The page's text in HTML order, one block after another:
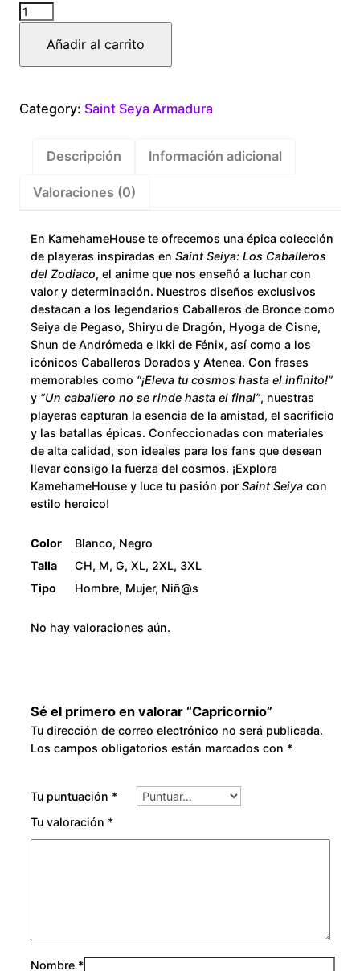
Capricornio
Añadir al carrito
Category: Saint Seya Armadura
Descripción Información adicional
Valoraciones (0)
En KamehameHouse te ofrecemos una épica colección
de playeras inspiradas enSaint Seiya: Los Caballeros
del Zodiaco, el anime que nos enseñó a luchar con
valor y determinación. Nuestros diseños exclusivos
destacan a los legendarios Caballeros de Bronce como
Seiya de Pegaso, Shiryu de Dragón, Hyoga de Cisne,
Shun de Andrómeda e Ikki de Fénix, así como a los
icónicos Caballeros Dorados y Atenea. Con frases
memorables como “¡Eleva tu cosmos hasta el infinito!”
y “Un caballero no se rinde hasta el final”, nuestras
playeras capturan la esencia de la amistad, el sacrificio
y las batallas épicas. Confeccionadas con materiales
de alta calidad, son ideales para los fans que desean
llevar consigo la fuerza del cosmos. ¡Explora
KamehameHouse y luce tu pasión porSaint Seiya con
estilo heroico!
Color
Blanco, Negro
Talla
CH, M, G, XL, 2XL, 3XL
Tipo
Hombre, Mujer, Niñ@s
No hay valoraciones aún.
Sé el primero en valorar “Capricornio”
Tu dirección de correo electrónico no será publicada.
Los campos obligatorios están marcados con *
Tu puntuación *
Tu valoración *
Nombre *